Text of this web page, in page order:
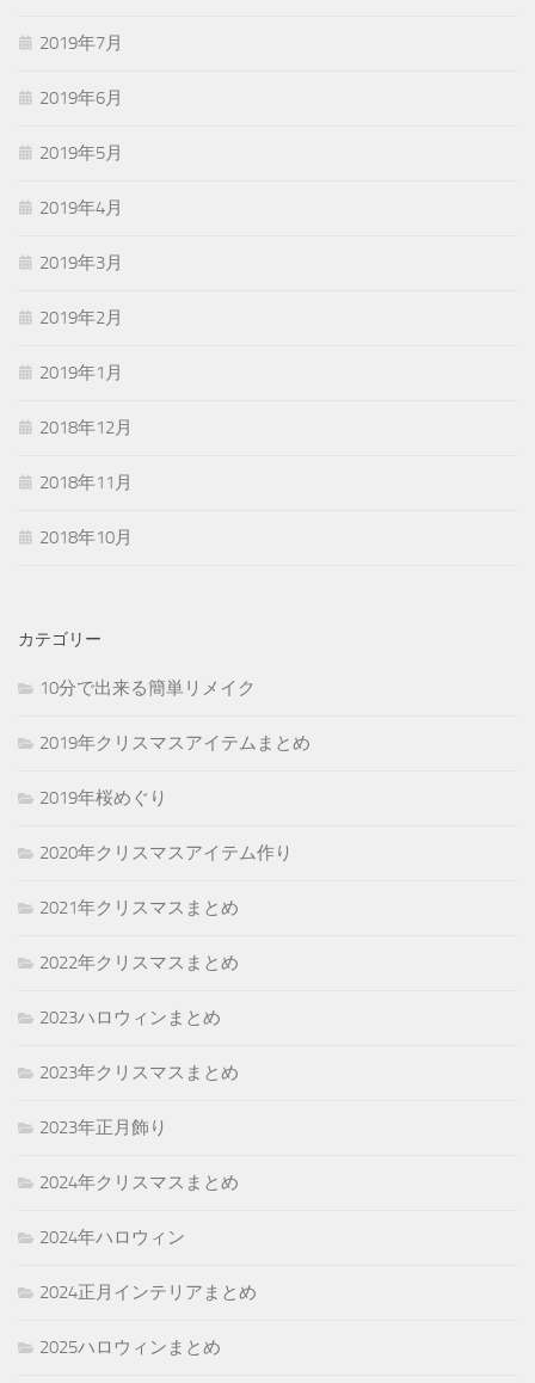
2019年7月
2019年6月
2019年5月
2019年4月
2019年3月
2019年2月
2019年1月
2018年12月
2018年11月
2018年10月
カテゴリー
10分で出来る簡単リメイク
2019年クリスマスアイテムまとめ
2019年桜めぐり
2020年クリスマスアイテム作り
2021年クリスマスまとめ
2022年クリスマスまとめ
2023ハロウィンまとめ
2023年クリスマスまとめ
2023年正月飾り
2024年クリスマスまとめ
2024年ハロウィン
2024正月インテリアまとめ
2025ハロウィンまとめ